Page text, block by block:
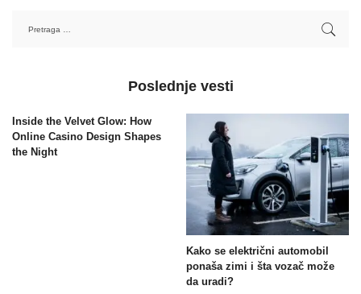
Poslednje vesti
Inside the Velvet Glow: How
Online Casino Design Shapes
the Night
Kako se električni automobil
ponaša zimi i šta vozač može
da uradi?